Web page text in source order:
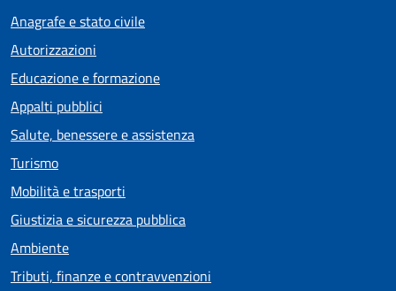
Anagrafe e stato civile
Autorizzazioni
Educazione e formazione
Appalti pubblici
Salute, benessere e assistenza
Turismo
Mobilità e trasporti
Giustizia e sicurezza pubblica
Ambiente
Tributi, finanze e contravvenzioni